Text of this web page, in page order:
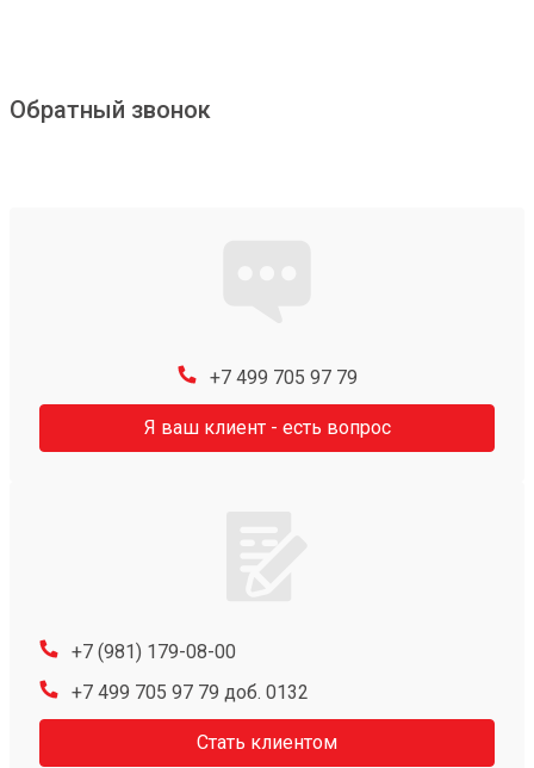
Обратный звонок
+7 499 705 97 79
Я ваш клиент - есть вопрос
+7 (981) 179-08-00
+7 499 705 97 79 доб. 0132
Стать клиентом